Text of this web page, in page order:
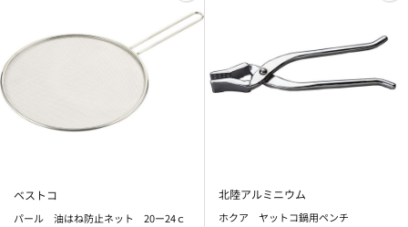
ベストコ
パール 油はね防止ネット 20ー24ｃ
北陸アルミニウム
ホクア ヤットコ鍋用ペンチ